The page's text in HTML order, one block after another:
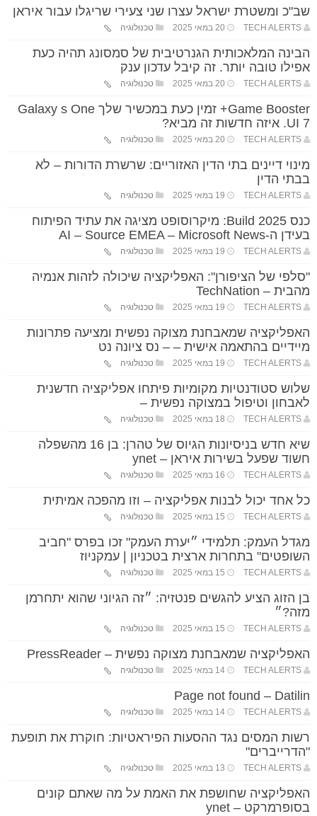
שב"כ ומשטרת ישראל עצרו שני צעירי שריגלו עבור איראן
TECH ALERTS 20 במאי 2025 טכנולוגיה
הבינה המלאכותית הגנרטיבית של סמסונג תהיה כעת
אפילו טובה יותר. זה קיבל עדכון ענק
TECH ALERTS 20 במאי 2025 טכנולוגיה
Game Booster+ זמין כעת במכשיר שלך Galaxy s One
UI 7. איזה חדשות זה מביא?
TECH ALERTS 20 במאי 2025 טכנולוגיה
מינוי דיינים בתי הדין האזוריים: שרשרת הדורות – לא
בבתי הדין
TECH ALERTS 19 במאי 2025 טכנולוגיה
כנס Build 2025: מיקרוסופט מציגה את עתיד הפיתוח
בעידן ה-AI – Source EMEA – Microsoft News
TECH ALERTS 19 במאי 2025 טכנולוגיה
"סלפי של הציפורן": האפליקציה שיכולה לזהות אנמיה
מהבית – TechNation
TECH ALERTS 19 במאי 2025 טכנולוגיה
האפליקציה שמאבחנת מצוקה נפשית ומציעה פתרונות
מיידיים בהתאמה אישית – – נס ציונה נט
TECH ALERTS 19 במאי 2025 טכנולוגיה
שלוש סטודנטיות מקומיות פיתחו אפליקציה חדשנית
לאבחון וטיפול במצוקה נפשית –
TECH ALERTS 18 במאי 2025 טכנולוגיה
שיא חדש בניסיונות הגיוס של טהרן: בן 16 מהשפלה
חשוד שפעל בשירות איראן – ynet
TECH ALERTS 16 במאי 2025 טכנולוגיה
כל אחד יכול לבנות אפליקציה – וזו מהפכה אמיתית
TECH ALERTS 15 במאי 2025 טכנולוגיה
מגדל העמק: תלמידי ״יערת העמק" זכו בפרס "חביב
השופטים" בתחרות ארצית בטכניון | עמקניוז
TECH ALERTS 15 במאי 2025 טכנולוגיה
בן הזוג הציע להגשים פנטזיה: ״זה הגיוני שהוא יתחרמן
מזה?״
TECH ALERTS 15 במאי 2025 טכנולוגיה
האפליקציה שמאבחנת מצוקה נפשית – PressReader
TECH ALERTS 14 במאי 2025 טכנולוגיה
Page not found – Datilin
TECH ALERTS 14 במאי 2025 טכנולוגיה
רשות המסים נגד ההסעות הפיראטיות: חוקרת את תופעת
"הדרייברים"
TECH ALERTS 13 במאי 2025 טכנולוגיה
האפליקציה שחושפת את האמת על מה שאתם קונים
בסופרמרקט – ynet